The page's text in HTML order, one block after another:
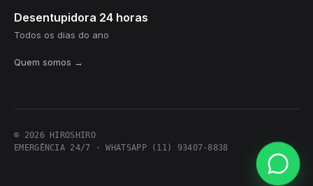
Desentupidora 24 horas
Todos os dias do ano
Quem somos →
© 2026 HIROSHIRO
EMERGÊNCIA 24/7 · WHATSAPP (11) 93407-8838